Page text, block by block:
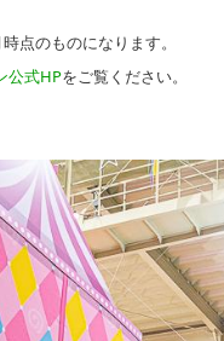
点のものになります。
公式HPをご覧ください。